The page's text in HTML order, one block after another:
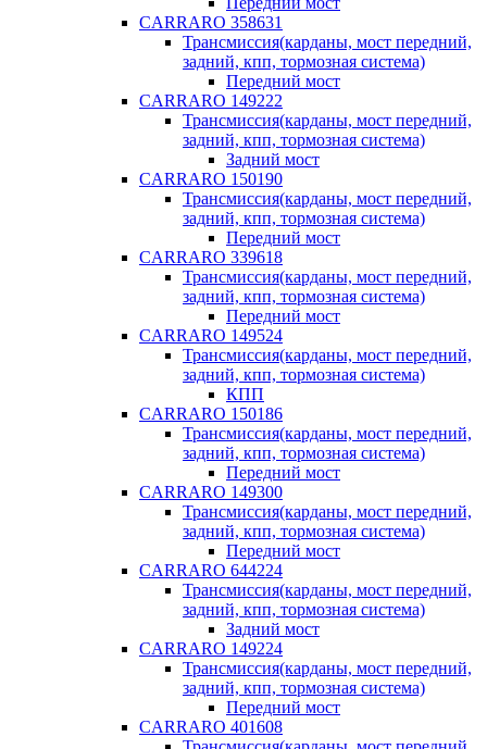
CARRARO 358631
Трансмиссия(карданы, мост передний,
задний, кпп, тормозная система)
Передний мост
CARRARO 149222
Трансмиссия(карданы, мост передний,
задний, кпп, тормозная система)
Задний мост
CARRARO 150190
Трансмиссия(карданы, мост передний,
задний, кпп, тормозная система)
Передний мост
CARRARO 339618
Трансмиссия(карданы, мост передний,
задний, кпп, тормозная система)
Передний мост
CARRARO 149524
Трансмиссия(карданы, мост передний,
задний, кпп, тормозная система)
КПП
CARRARO 150186
Трансмиссия(карданы, мост передний,
задний, кпп, тормозная система)
Передний мост
CARRARO 149300
Трансмиссия(карданы, мост передний,
задний, кпп, тормозная система)
Передний мост
CARRARO 644224
Трансмиссия(карданы, мост передний,
задний, кпп, тормозная система)
Задний мост
CARRARO 149224
Трансмиссия(карданы, мост передний,
задний, кпп, тормозная система)
Передний мост
CARRARO 401608